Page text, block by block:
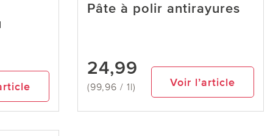
Pâte à polir antirayures
24,99
(99,96 / 1l) Voir l’article